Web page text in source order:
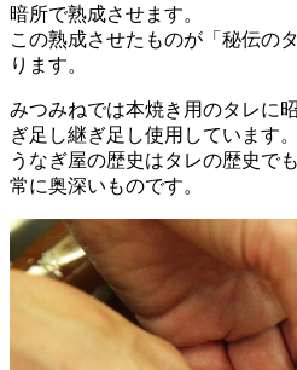
暗所で熟成させます。
この熟成させたものが「秘伝の
ります。
みつみねでは本焼き用のタレに
ぎ足し継ぎ足し使用しています。
うなぎ屋の歴史はタレの歴史で
常に奥深いものです。